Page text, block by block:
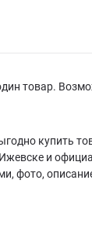
товар.
купить
и
фото,